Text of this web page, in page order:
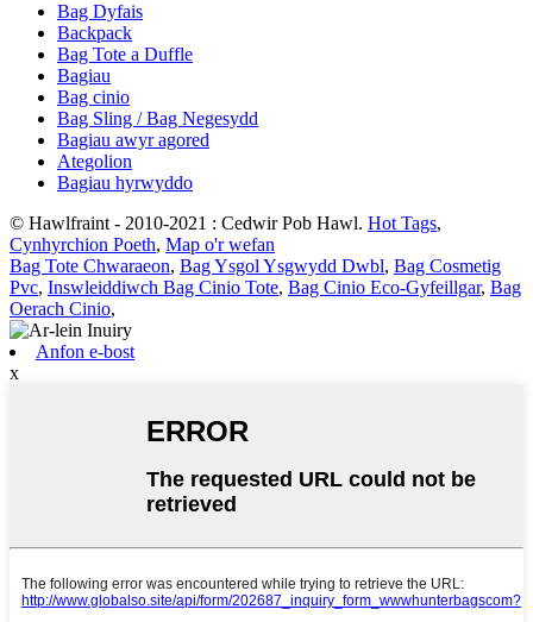
Bag Dyfais
Backpack
Bag Tote a Duffle
Bagiau
Bag cinio
Bag Sling / Bag Negesydd
Bagiau awyr agored
Ategolion
Bagiau hyrwyddo
© Hawlfraint - 2010-2021 : Cedwir Pob Hawl. Hot Tags,
Cynhyrchion Poeth, Map o'r wefan
Bag Tote Chwaraeon, Bag Ysgol Ysgwydd Dwbl, Bag Cosmetig
Pvc, Inswleiddiwch Bag Cinio Tote, Bag Cinio Eco-Gyfeillgar, Bag
Oerach Cinio,
Anfon e-bost
x